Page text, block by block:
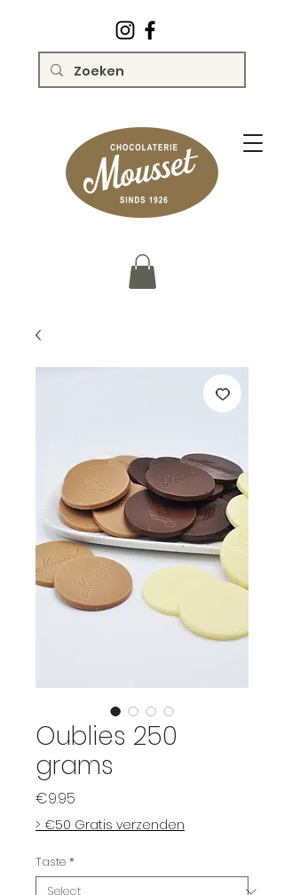
Oublies 250
grams
€9.95
> €50 Gratis verzenden
Taste *